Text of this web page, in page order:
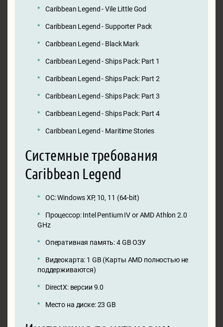
Caribbean Legend - Vile Little God
Caribbean Legend - Supporter Pack
Caribbean Legend - Black Mark
Caribbean Legend - Ships Pack: Part 1
Caribbean Legend - Ships Pack: Part 2
Caribbean Legend - Ships Pack: Part 3
Caribbean Legend - Ships Pack: Part 4
Caribbean Legend - Maritime Stories
Системные требования
Caribbean Legend
ОС: Windows XP, 10, 11 (64-bit)
Процессор: Intel Pentium IV or AMD Athlon 2.0
GHz
Оперативная память: 4 GB ОЗУ
Видеокарта: 1 GB (Карты AMD полностью не
поддерживаются)
DirectX: версии 9.0
Место на диске: 23 GB